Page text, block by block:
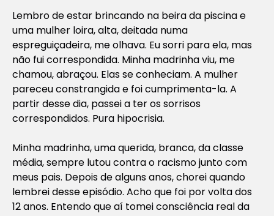
Lembro de estar brincando na beira da piscina e
uma mulher loira, alta, deitada numa
espreguiçadeira, me olhava. Eu sorri para ela, mas
não fui correspondida. Minha madrinha viu, me
chamou, abraçou. Elas se conheciam. A mulher
pareceu constrangida e foi cumprimenta-la. A
partir desse dia, passei a ter os sorrisos
correspondidos. Pura hipocrisia.
Minha madrinha, uma querida, branca, da classe
média, sempre lutou contra o racismo junto com
meus pais. Depois de alguns anos, chorei quando
lembrei desse episódio. Acho que foi por volta dos
12 anos. Entendo que aí tomei consciência real da